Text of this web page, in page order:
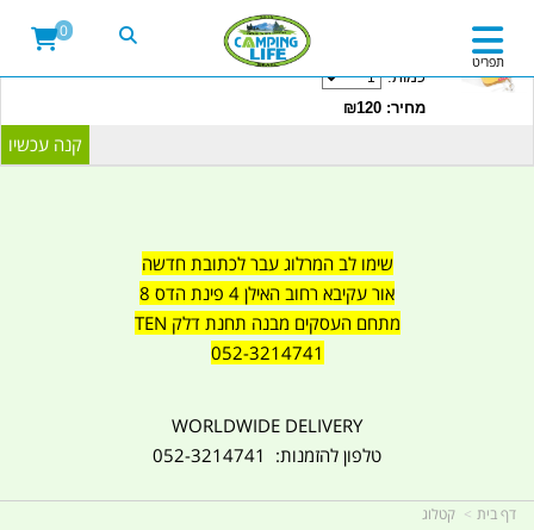
20LITRE WATER CONTAINER WITH TAP
CAMPINGLIFE ISRAEL קמפינג לייף
כמות:
מחיר: ₪120
שימו לב המרלוג עבר לכתובת חדשה
אור עקיבא רחוב האילן 4 פינת הדס 8
מתחם העסקים מבנה תחנת דלק TEN
052-3214741
WORLDWIDE DELIVERY
טלפון להזמנות: 052-3214741
תפריט
0
דף בית קטלוג